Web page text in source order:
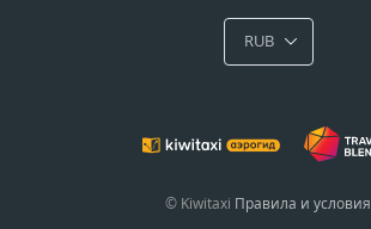
RUB
© Kiwitaxi Правила и условия